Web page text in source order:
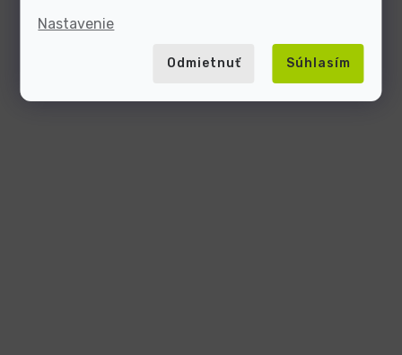
Nastavenie
Odmietnuť Súhlasím